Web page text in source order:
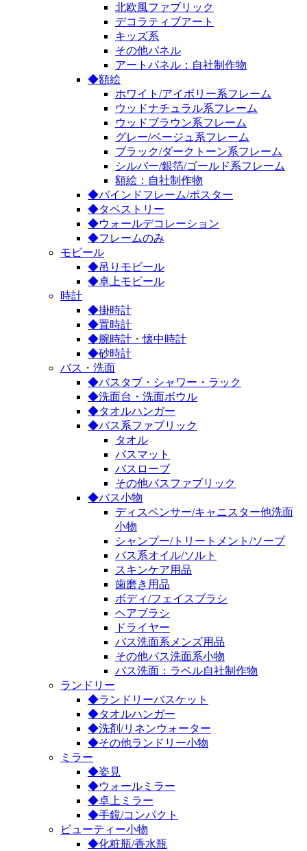
北欧風ファブリック
デコラティブアート
キッズ系
その他パネル
アートパネル：自社制作物
◆額絵
ホワイト/アイボリー系フレーム
ウッドナチュラル系フレーム
ウッドブラウン系フレーム
グレー/ベージュ系フレーム
ブラック/ダークトーン系フレーム
シルバー/銀箔/ゴールド系フレーム
額絵：自社制作物
◆バインドフレーム/ポスター
◆タペストリー
◆ウォールデコレーション
◆フレームのみ
モビール
◆吊りモビール
◆卓上モビール
時計
◆掛時計
◆置時計
◆腕時計・懐中時計
◆砂時計
バス・洗面
◆バスタブ・シャワー・ラック
◆洗面台・洗面ボウル
◆タオルハンガー
◆バス系ファブリック
タオル
バスマット
バスローブ
その他バスファブリック
◆バス小物
ディスペンサー/キャニスター他洗面
小物
シャンプー/トリートメント/ソープ
バス系オイル/ソルト
スキンケア用品
歯磨き用品
ボディ/フェイスブラシ
ヘアブラシ
ドライヤー
バス洗面系メンズ用品
その他バス洗面系小物
バス洗面：ラベル自社制作物
ランドリー
◆ランドリーバスケット
◆タオルハンガー
◆洗剤/リネンウォーター
◆その他ランドリー小物
ミラー
◆姿見
◆ウォールミラー
◆卓上ミラー
◆手鏡/コンパクト
ビューティー小物
◆化粧瓶/香水瓶